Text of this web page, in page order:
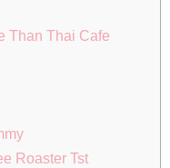
Than Thai Cafe
Roaster Tst